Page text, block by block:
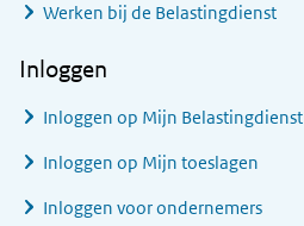
Werken bij de Belastingdienst
Inloggen
Inloggen op Mijn Belastingdienst
Inloggen op Mijn toeslagen
Inloggen voor ondernemers